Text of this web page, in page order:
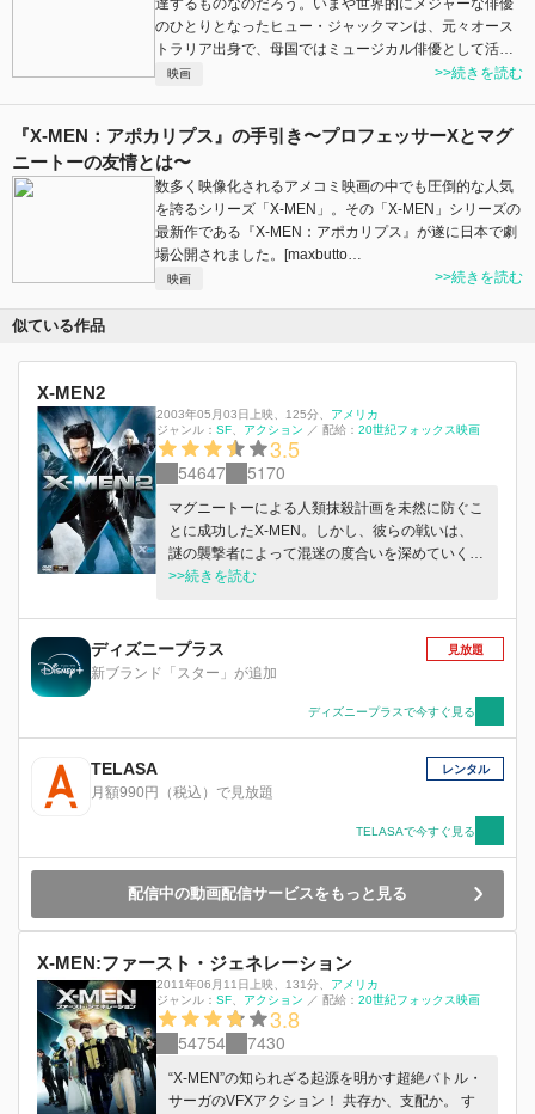
達するものなのだろう。いまや世界的にメジャーな俳優
のひとりとなったヒュー・ジャックマンは、元々オース
トラリア出身で、母国ではミュージカル俳優として活…
映画 >>続きを読む
『X-MEN：アポカリプス』の手引き〜プロフェッサーXとマグ
ニートーの友情とは〜
数多く映像化されるアメコミ映画の中でも圧倒的な人気
を誇るシリーズ「X-MEN」。その「X-MEN」シリーズの
最新作である『X-MEN：アポカリプス』が遂に日本で劇
場公開されました。[maxbutto…
映画 >>続きを読む
似ている作品
X-MEN2
2003年05月03日上映、 125分、 アメリカ
ジャンル： SF アクション ／ 配給： 20世紀フォックス映画
3.5
54647 5170
マグニートーによる人類抹殺計画を未然に防ぐこ
とに成功したX-MEN。しかし、彼らの戦いは、
謎の襲撃者によって混迷の度合いを深めていく。
衝突は一般市民をも巻き込んだ惨劇となり、ミュ
起こした。 新たな運動の先頭に立ったのは、ミ
ュータントへの生体実験を噂されている大富豪、
ストライカー。彼の真の目的とは？ そしてミュ
>>続きを読む
ディズニープラス
新ブランド「スター」が追加
見放題
ディズニープラスで今すぐ見る
TELASA
月額990円（税込）で見放題
レンタル
TELASAで今すぐ見る
配信中の動画配信サービスをもっと見る
X-MEN:ファースト・ジェネレーション
2011年06月11日上映、 131分、 アメリカ
ジャンル： SF アクション ／ 配給： 20世紀フォックス映画
3.8
54754 7430
“X-MEN”の知られざる起源を明かす超絶バトル・
サーガのVFXアクション！ 共存か、支配か。 す